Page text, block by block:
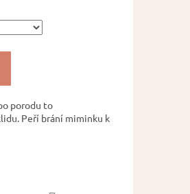
porodu to
Peří brání miminku k